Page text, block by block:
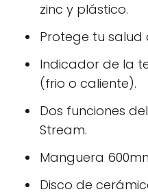
zinc y plástico.
Protege tu salud
Indicador de la
(frio o caliente).
Dos funciones
Stream.
Manguera
Disco de